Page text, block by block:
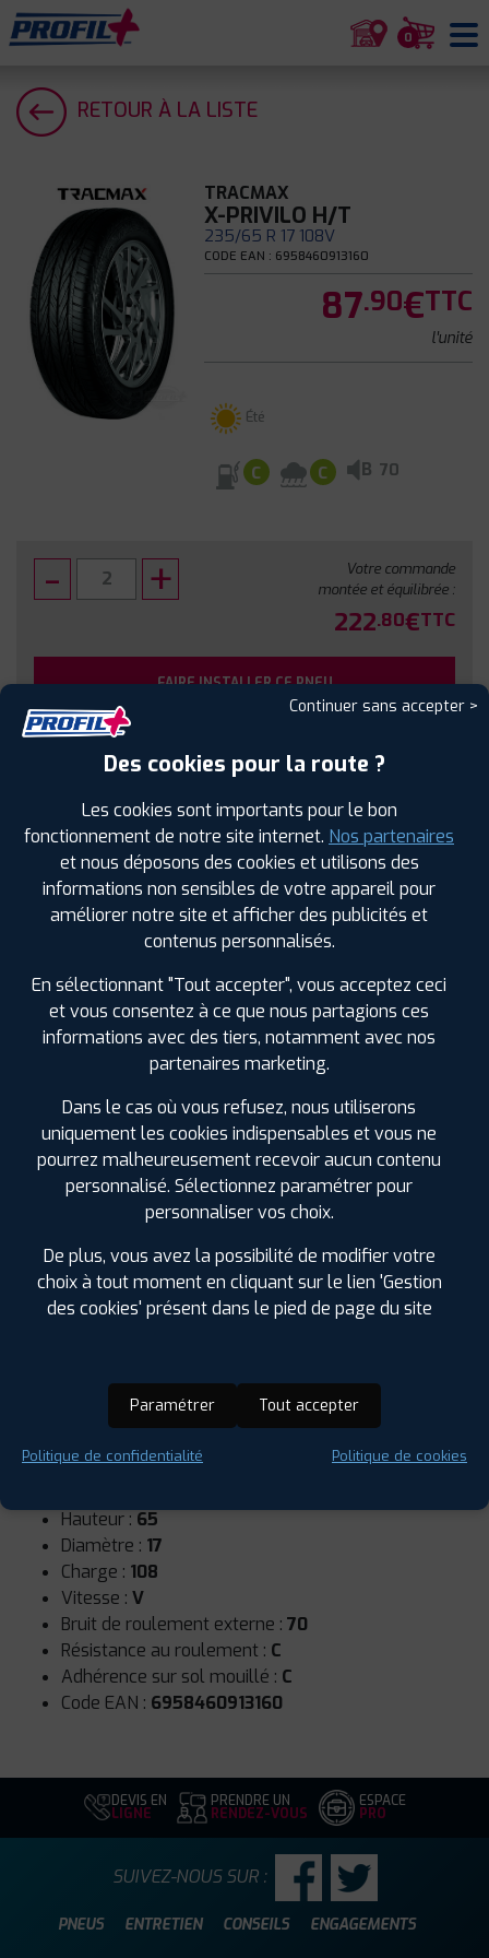
0
RETOUR À LA LISTE
TRACMAX
X-PRIVILO H/T
235/65 R 17 108V
CODE EAN : 6958460913160
87.90€TTC
l'unité
Été
C C B 70
Votre commande
montée et équilibrée :
222.80€TTC
FAIRE INSTALLER CE PNEU
Sous réserve de disponibilité en agence
SPÉCIFICATIONS AVIS CLIENTS ÉTIQUETAGE
Étiquetage
Runflat :Non
Hauteur : 65
Diamètre : 17
Charge : 108
Vitesse : V
Bruit de roulement externe : 70
Résistance au roulement : C
Adhérence sur sol mouillé : C
Code EAN : 6958460913160
DEVIS EN
LIGNE
PRENDRE UN
RENDEZ-VOUS
ESPACE
PRO
PNEUS ENTRETIEN CONSEILS ENGAGEMENTS
SUIVEZ-NOUS SUR :
Continuer sans accepter >
Des cookies pour la route ?
Les cookies sont importants pour le bon
fonctionnement de notre site internet. Nos partenaires
et nous déposons des cookies et utilisons des
informations non sensibles de votre appareil pour
améliorer notre site et afficher des publicités et
contenus personnalisés.
En sélectionnant "Tout accepter", vous acceptez ceci
et vous consentez à ce que nous partagions ces
informations avec des tiers, notamment avec nos
partenaires marketing.
Dans le cas où vous refusez, nous utiliserons
uniquement les cookies indispensables et vous ne
pourrez malheureusement recevoir aucun contenu
personnalisé. Sélectionnez paramétrer pour
personnaliser vos choix.
De plus, vous avez la possibilité de modifier votre
choix à tout moment en cliquant sur le lien 'Gestion
des cookies' présent dans le pied de page du site
Paramétrer Tout accepter
Politique de confidentialité Politique de cookies